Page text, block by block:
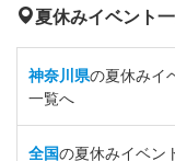
夏休みイベント
神奈川県の夏休みイ
一覧へ
全国の夏休みイベン